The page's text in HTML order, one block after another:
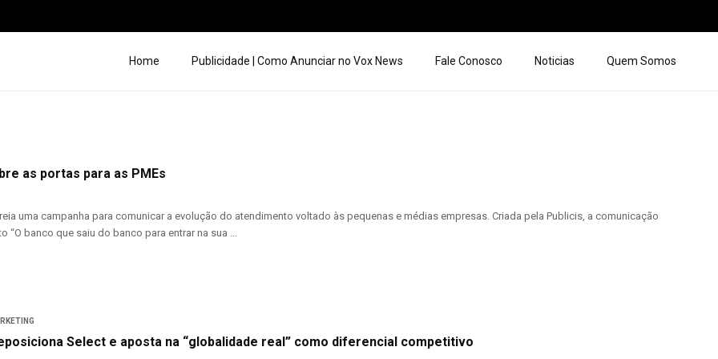
Home Publicidade | Como Anunciar no Vox News Fale Conosco Noticias Quem Somos
as portas para as PMEs
uma campanha para comunicar a evolução do atendimento voltado às pequenas e médias empresas. Criada pela Publicis, a comunicação
“O banco que saiu do banco para entrar na sua ...
Select e aposta na “globalidade real” como diferencial competitivo